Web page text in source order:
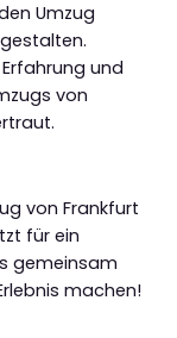
Umzug
und
von
von Frankfurt
für ein
gemeinsam
machen!